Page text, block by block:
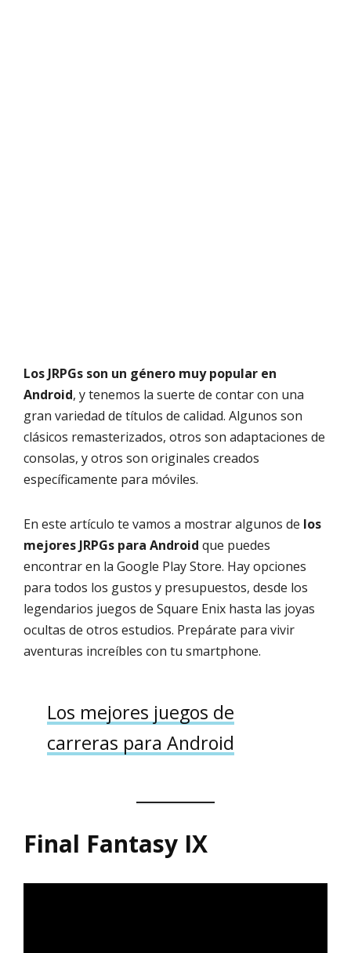
Los JRPGs son un género muy popular en
Android, y tenemos la suerte de contar con una
gran variedad de títulos de calidad. Algunos son
clásicos remasterizados, otros son adaptaciones de
consolas, y otros son originales creados
específicamente para móviles.
En este artículo te vamos a mostrar algunos de los
mejores JRPGs para Android que puedes
encontrar en la Google Play Store. Hay opciones
para todos los gustos y presupuestos, desde los
legendarios juegos de Square Enix hasta las joyas
ocultas de otros estudios. Prepárate para vivir
aventuras increíbles con tu smartphone.
Los mejores juegos de
carreras para Android
Final Fantasy IX